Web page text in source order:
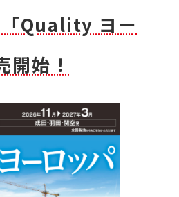
Quality ヨー
開始！